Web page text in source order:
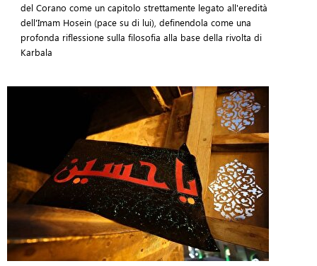
del Corano come un capitolo strettamente legato all'eredità
dell'Imam Hosein (pace su di lui), definendola come una
profonda riflessione sulla filosofia alla base della rivolta di
Karbala